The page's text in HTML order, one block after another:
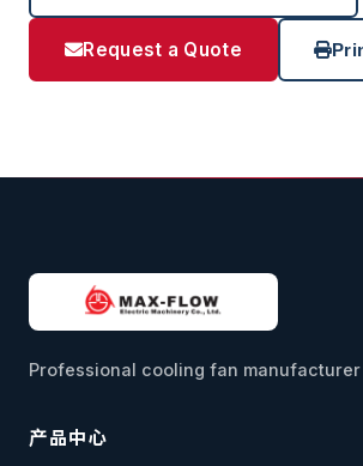
Request a Quote
Professional cooling fan manufacturer
产品中心